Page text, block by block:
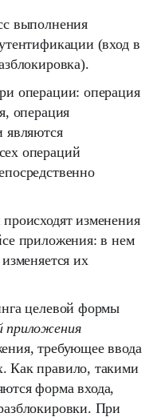
выполнения
(вход в
операции: операция
операция
являются
операций
изменения
приложения: в нем
их
целевой формы
приложения
требующее ввода
Как правило, такими
форма входа,
При